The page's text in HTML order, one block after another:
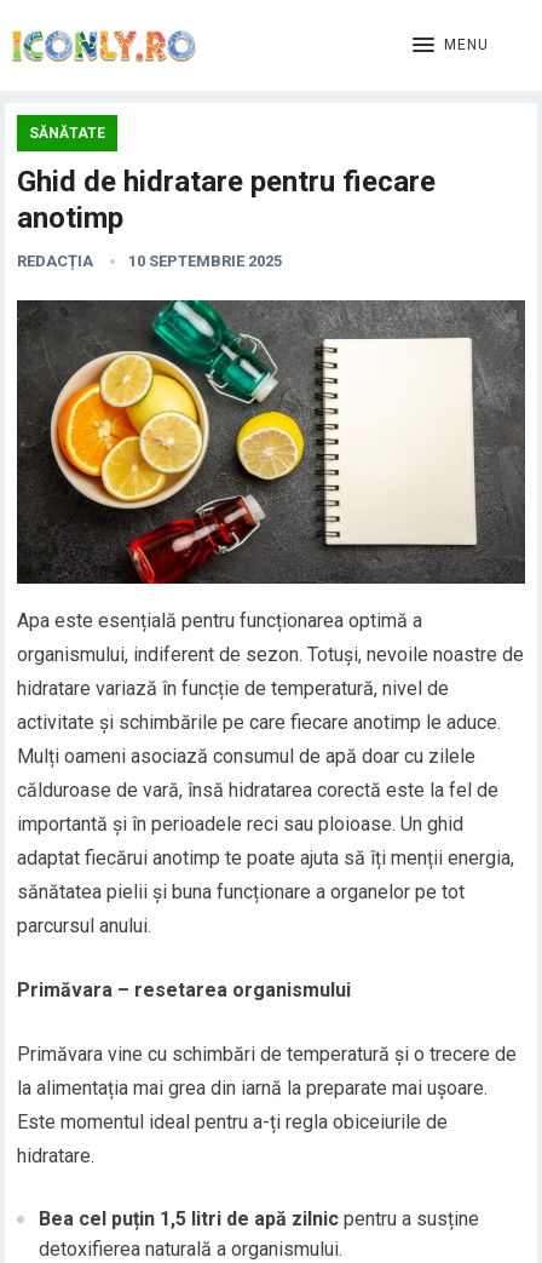
MENU
SĂNĂTATE
Ghid de hidratare pentru fiecare
anotimp
REDACȚIA 10 SEPTEMBRIE 2025
Apa este esențială pentru funcționarea optimă a
organismului, indiferent de sezon. Totuși, nevoile noastre de
hidratare variază în funcție de temperatură, nivel de
activitate și schimbările pe care fiecare anotimp le aduce.
Mulți oameni asociază consumul de apă doar cu zilele
călduroase de vară, însă hidratarea corectă este la fel de
importantă și în perioadele reci sau ploioase. Un ghid
adaptat fiecărui anotimp te poate ajuta să îți menții energia,
sănătatea pielii și buna funcționare a organelor pe tot
parcursul anului.
Primăvara – resetarea organismului
Primăvara vine cu schimbări de temperatură și o trecere de
la alimentația mai grea din iarnă la preparate mai ușoare.
Este momentul ideal pentru a-ți regla obiceiurile de
hidratare.
Bea cel puțin 1,5 litri de apă zilnic pentru a susține
detoxifierea naturală a organismului.